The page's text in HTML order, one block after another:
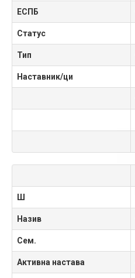
ЕСПБ
Статус
Тип
Наставник/ци
Ш
Назив
Сем.
Активна настава